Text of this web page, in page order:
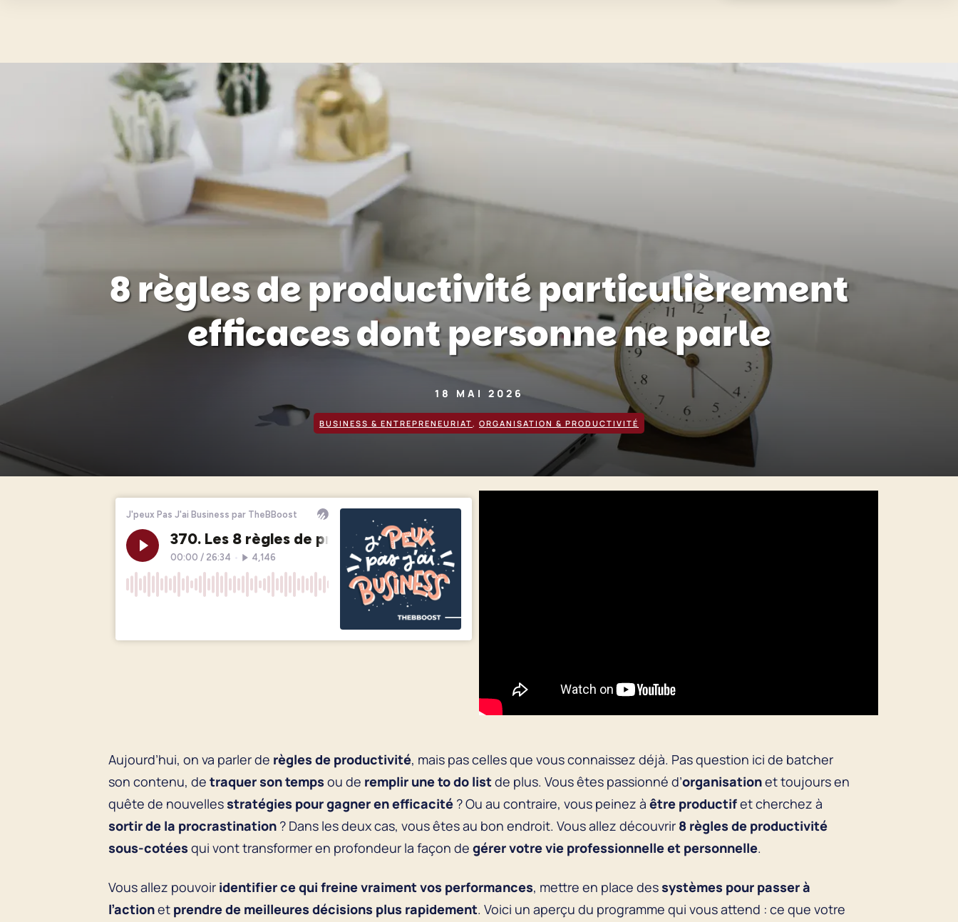
8 règles de productivité particulièrement
efficaces dont personne ne parle
18 MAI 2026
BUSINESS & ENTREPRENEURIAT, ORGANISATION & PRODUCTIVITÉ
Aujourd’hui, on va parler de règles de productivité, mais pas celles que vous connaissez déjà. Pas question ici de batcher
son contenu, de traquer son temps ou de remplir une to do list de plus. Vous êtes passionné d’organisationet toujours en
quête de nouvellesstratégies pour gagner en efficacité ? Ou au contraire, vous peinez à être productifet cherchez à
sortir de la procrastination ? Dans les deux cas, vous êtes au bon endroit. Vous allez découvrir 8 règles de productivité
sous-cotées qui vont transformer en profondeur la façon de gérer votre vie professionnelle et personnelle.
Vous allez pouvoir identifier ce qui freine vraiment vos performances, mettre en place dessystèmes pour passer à
l’actionet prendre de meilleures décisions plus rapidement. Voici un aperçu du programme qui vous attend : ce que votre